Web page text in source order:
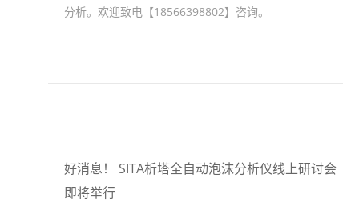
分析。欢迎致电【18566398802】咨询。
好消息！ SITA析塔全自动泡沫分析仪线上研讨会
即将举行